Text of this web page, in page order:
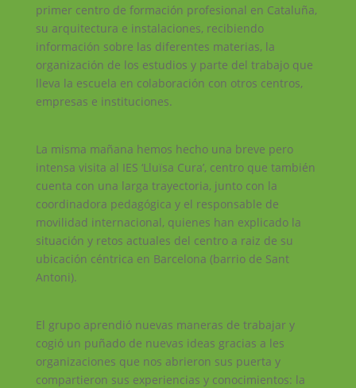
primer centro de formación profesional en Cataluña,
su arquitectura e instalaciones, recibiendo
información sobre las diferentes materias, la
organización de los estudios y parte del trabajo que
lleva la escuela en colaboración con otros centros,
empresas e instituciones.
La misma mañana hemos hecho una breve pero
intensa visita al IES ‘Lluïsa Cura’, centro que también
cuenta con una larga trayectoria, junto con la
coordinadora pedagógica y el responsable de
movilidad internacional, quienes han explicado la
situación y retos actuales del centro a raiz de su
ubicación céntrica en Barcelona (barrio de Sant
Antoni).
El grupo aprendió nuevas maneras de trabajar y
cogió un puñado de nuevas ideas gracias a les
organizaciones que nos abrieron sus puerta y
compartieron sus experiencias y conocimientos: la